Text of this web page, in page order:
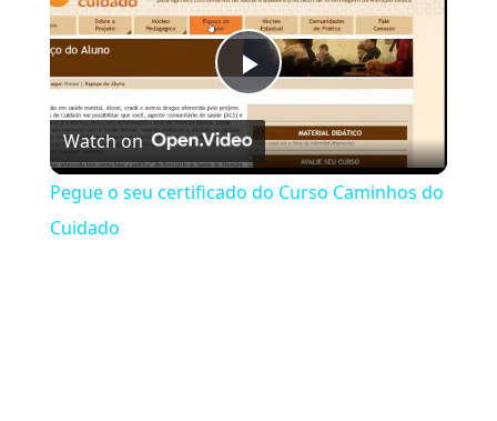
Play Video
Watch on
Pegue o seu certificado do Curso Caminhos do
Cuidado